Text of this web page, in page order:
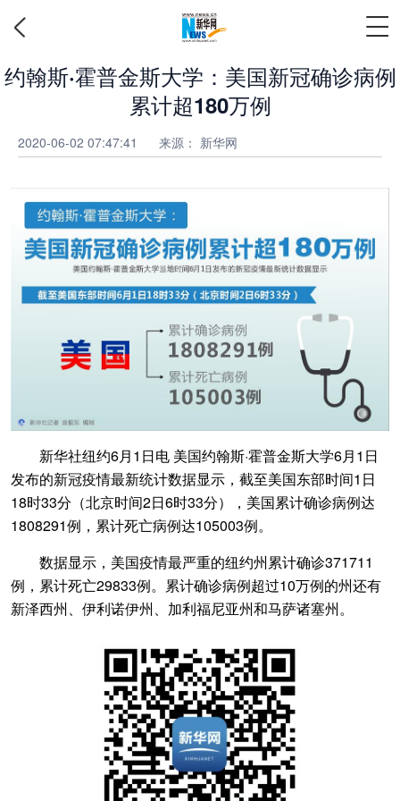
约翰斯·霍普金斯大学：美国新冠确诊病例
累计超180万例
2020-06-02 07:47:41 来源： 新华网
新华社纽约6月1日电 美国约翰斯·霍普金斯大学6月1日
发布的新冠疫情最新统计数据显示，截至美国东部时间1日
18时33分（北京时间2日6时33分），美国累计确诊病例达
1808291例，累计死亡病例达105003例。
数据显示，美国疫情最严重的纽约州累计确诊371711
例，累计死亡29833例。累计确诊病例超过10万例的州还有
新泽西州、伊利诺伊州、加利福尼亚州和马萨诸塞州。